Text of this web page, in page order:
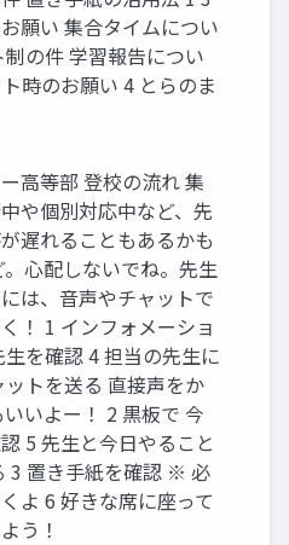
願い 集合タイムについ
の件 学習報告につい
時のお願い 4 とらのま
高等部 登校の流れ 集
や個別対応中など、先
遅れることもあるかも
心配しないでね。先生
は、音声やチャットで
！ 1 インフォメーショ
生を確認 4 担当の先生に
ットを送る 直接声をか
いよー！ 2 黒板で 今
5 先生と今日やること
3 置き手紙を確認 ※ 必
よ 6 好きな席に座って
う！